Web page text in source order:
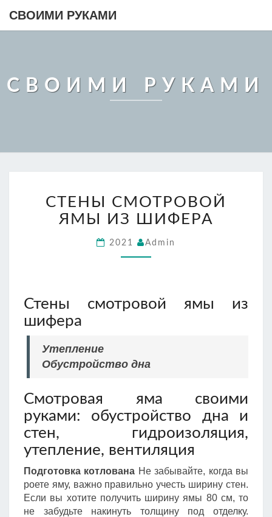
СВОИМИ РУКАМИ
СВОИМИ РУКАМИ
СМОТРОВОЙ
ЯМЫ
ИЗ
ШИФЕРА
СТЕНЫ СМОТРОВОЙ
ЯМЫ ИЗ ШИФЕРА
2021 Admin
Стены смотровой ямы из
шифера
Утепление
Обустройство дна
Смотровая яма своими
руками: обустройство дна и
стен, гидроизоляция,
утепление, вентиляция
Подготовка котлована Не забывайте, когда вы
роете яму, важно правильно учесть ширину стен.
Если вы хотите получить ширину ямы 80 см, то
не забудьте накинуть толщину под отделку.